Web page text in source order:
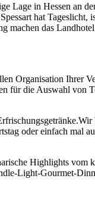
Lage in Hessen an
hat Tageslicht,
machen das
Organisation Ihrer
für die Auswahl von
oder einfach mal
Highlights vom
Light-Gourmet-